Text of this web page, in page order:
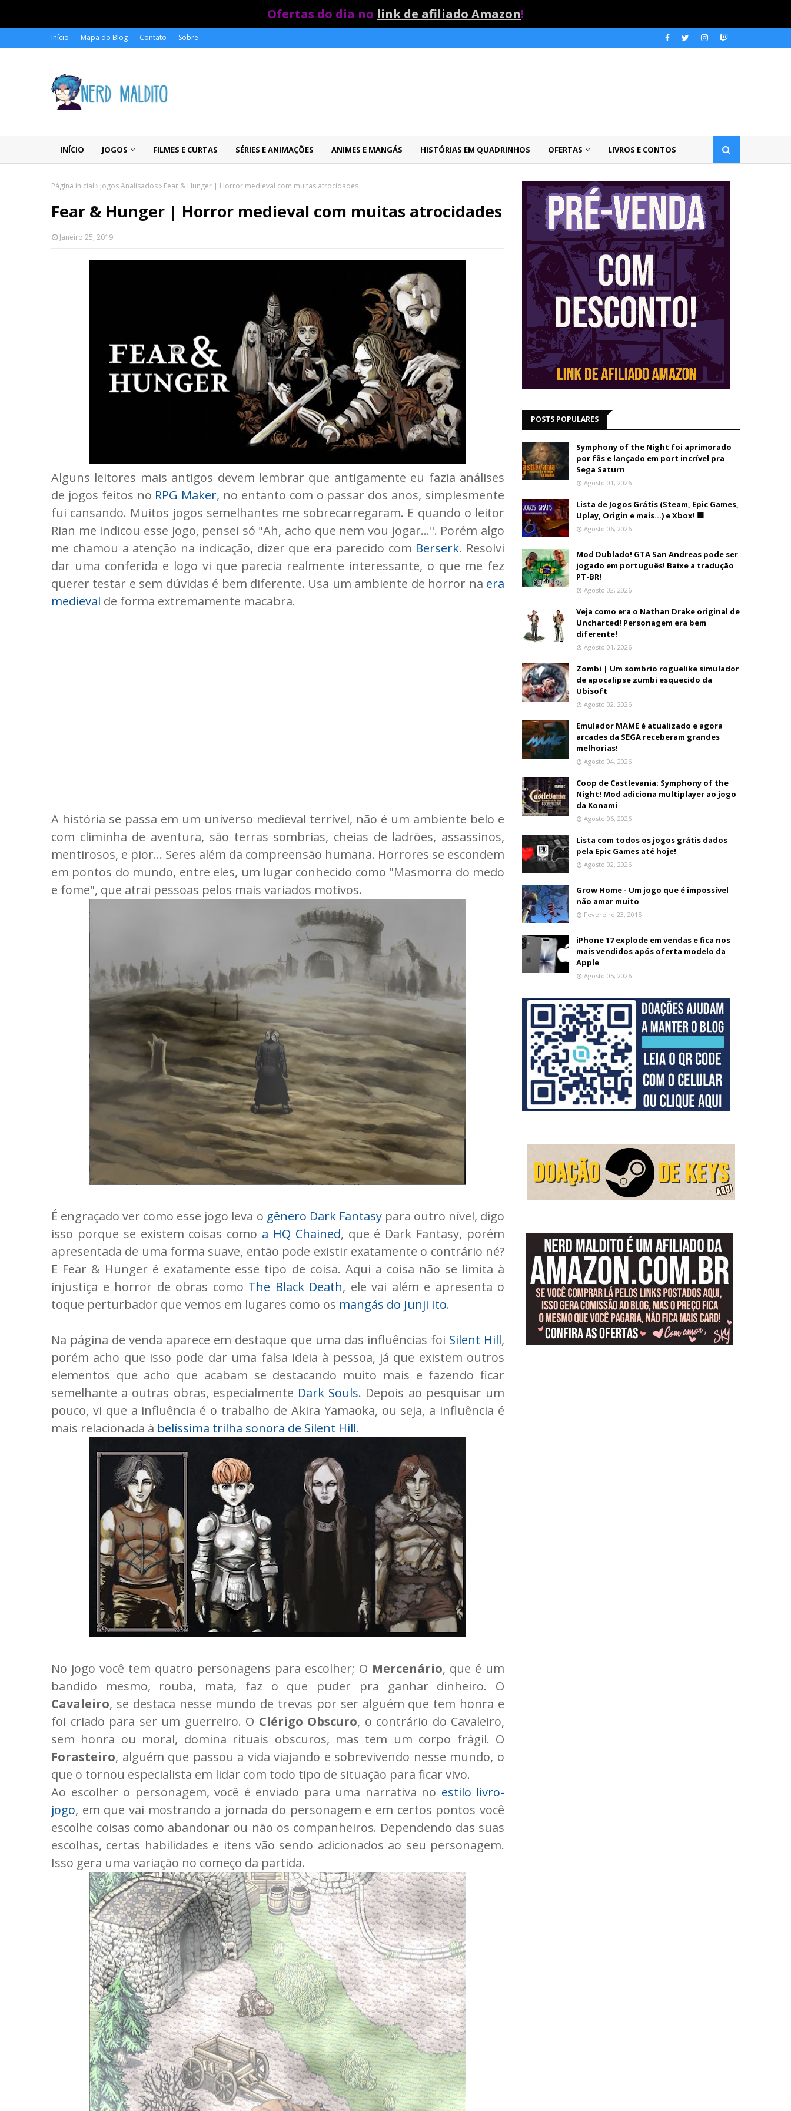
Ofertas do dia no link de afiliado Amazon!
Início Mapa do Blog Contato Sobre
INÍCIO JOGOS FILMES E CURTAS SÉRIES E ANIMAÇÕES ANIMES E MANGÁS HISTÓRIAS EM QUADRINHOS OFERTAS LIVROS E CONTOS
Página inicial Jogos Analisados Fear & Hunger | Horror medieval com muitas atrocidades
Fear & Hunger | Horror medieval com muitas atrocidades
Janeiro 25, 2019
Alguns leitores mais antigos devem lembrar que antigamente eu fazia análises
de jogos feitos no RPG Maker, no entanto com o passar dos anos, simplesmente
fui cansando. Muitos jogos semelhantes me sobrecarregaram. E quando o leitor
Rian me indicou esse jogo, pensei só "Ah, acho que nem vou jogar...". Porém algo
me chamou a atenção na indicação, dizer que era parecido com Berserk. Resolvi
dar uma conferida e logo vi que parecia realmente interessante, o que me fez
querer testar e sem dúvidas é bem diferente. Usa um ambiente de horror na era
medieval de forma extremamente macabra.
A história se passa em um universo medieval terrível, não é um ambiente belo e
com climinha de aventura, são terras sombrias, cheias de ladrões, assassinos,
mentirosos, e pior... Seres além da compreensão humana. Horrores se escondem
em pontos do mundo, entre eles, um lugar conhecido como "Masmorra do medo
e fome", que atrai pessoas pelos mais variados motivos.
É engraçado ver como esse jogo leva o gênero Dark Fantasypara outro nível, digo
isso porque se existem coisas como a HQ Chained, que é Dark Fantasy, porém
apresentada de uma forma suave, então pode existir exatamente o contrário né?
E Fear & Hunger é exatamente esse tipo de coisa. Aqui a coisa não se limita à
injustiça e horror de obras como The Black Death, ele vai além e apresenta o
toque perturbador que vemos em lugares como os mangás do Junji Ito.
Na página de venda aparece em destaque que uma das influências foi Silent Hill,
porém acho que isso pode dar uma falsa ideia à pessoa, já que existem outros
elementos que acho que acabam se destacando muito mais e fazendo ficar
semelhante a outras obras, especialmente Dark Souls. Depois ao pesquisar um
pouco, vi que a influência é o trabalho de Akira Yamaoka, ou seja, a influência é
mais relacionada à belíssima trilha sonora de Silent Hill.
No jogo você tem quatro personagens para escolher; O Mercenário, que é um
bandido mesmo, rouba, mata, faz o que puder pra ganhar dinheiro. O
Cavaleiro, se destaca nesse mundo de trevas por ser alguém que tem honra e
foi criado para ser um guerreiro. O Clérigo Obscuro, o contrário do Cavaleiro,
sem honra ou moral, domina rituais obscuros, mas tem um corpo frágil. O
Forasteiro, alguém que passou a vida viajando e sobrevivendo nesse mundo, o
que o tornou especialista em lidar com todo tipo de situação para ficar vivo.
Ao escolher o personagem, você é enviado para uma narrativa no estilo livro-
jogo, em que vai mostrando a jornada do personagem e em certos pontos você
escolhe coisas como abandonar ou não os companheiros. Dependendo das suas
escolhas, certas habilidades e itens vão sendo adicionados ao seu personagem.
Isso gera uma variação no começo da partida.
POSTS POPULARES
Symphony of the Night foi aprimorado
por fãs e lançado em port incrível pra
Sega Saturn
Agosto 01, 2026
Lista de Jogos Grátis (Steam, Epic Games,
Uplay, Origin e mais...) e Xbox! 🟩
Agosto 06, 2026
Mod Dublado! GTA San Andreas pode ser
jogado em português! Baixe a tradução
PT-BR!
Agosto 02, 2026
Veja como era o Nathan Drake original de
Uncharted! Personagem era bem
diferente!
Agosto 01, 2026
Zombi | Um sombrio roguelike simulador
de apocalipse zumbi esquecido da
Ubisoft
Agosto 02, 2026
Emulador MAME é atualizado e agora
arcades da SEGA receberam grandes
melhorias!
Agosto 04, 2026
Coop de Castlevania: Symphony of the
Night! Mod adiciona multiplayer ao jogo
da Konami
Agosto 06, 2026
Lista com todos os jogos grátis dados
pela Epic Games até hoje!
Agosto 02, 2026
Grow Home - Um jogo que é impossível
não amar muito
Fevereiro 23, 2015
iPhone 17 explode em vendas e fica nos
mais vendidos após oferta modelo da
Apple
Agosto 05, 2026